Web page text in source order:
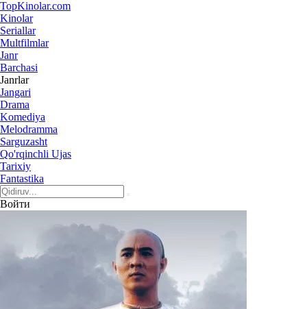
TopKinolar.com
Kinolar
Seriallar
Multfilmlar
Janr
Barchasi
Janrlar
Jangari
Drama
Komediya
Melodramma
Sarguzasht
Qo'rqinchli Ujas
Tarixiy
Fantastika
Войти